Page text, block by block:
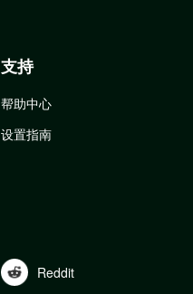
支持
帮助中心
设置指南
Reddit